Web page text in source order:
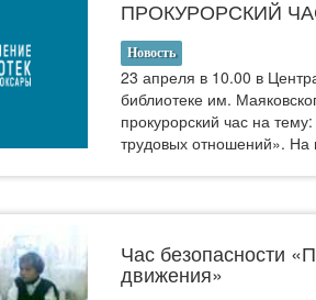
ПРОКУРОРСКИЙ
Новость
23 апреля в 10.00 в
библиотеке им.
прокурорский час на
трудовых отношений». На
Час безопасности
движения»